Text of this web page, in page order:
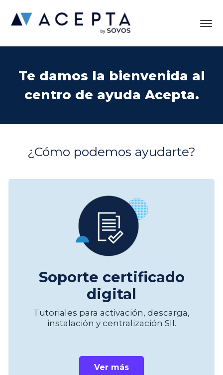
Te damos la bienvenida al
centro de ayuda Acepta.
¿Cómo podemos ayudarte?
Soporte certificado
digital
Tutoriales para activación, descarga,
instalación y centralización SII.
Ver más